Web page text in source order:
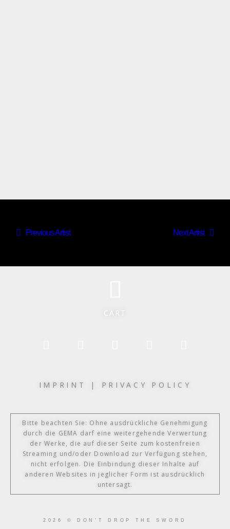
Previous Artist Next Artist
CART
IMPRINT | PRIVACY POLICY
Bitte beachten Sie: Ohne ausdrückliche Genehmigung
durch die GEMA darf eine weitergehende Verwertung
der Werke, die auf dieser Seite zum kostenfreien
Streaming und/oder Download zur Verfügung stehen,
nicht erfolgen. Die Einbindung dieser Inhalte auf
anderen Websites in jeglicher Form ist ausdrücklich
untersagt.
2026 © DON'T DROP THE SWORD